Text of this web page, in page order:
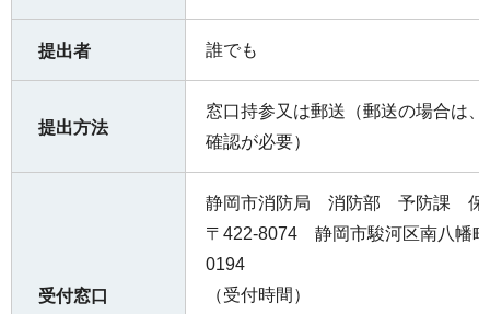
提出者 誰でも
提出方法
窓口持参又は郵送（郵送の場合は
確認が必要）
受付窓口
静岡市消防局 消防部 予防課 保
〒422-8074 静岡市駿河区南⼋幡
0194
（受付時間）